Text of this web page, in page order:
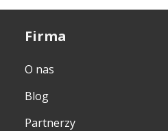
Firma
O nas
Blog
Partnerzy